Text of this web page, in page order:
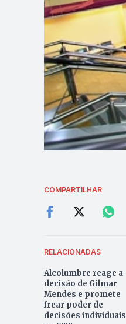
COMPARTILHAR
RELACIONADAS
Alcolumbre reage a
decisão de Gilmar
Mendes e promete
frear poder de
decisões individuais